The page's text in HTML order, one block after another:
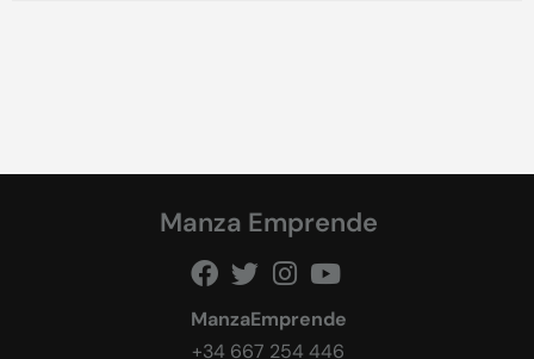
Manza Emprende
ManzaEmprende
+34 667 254 446